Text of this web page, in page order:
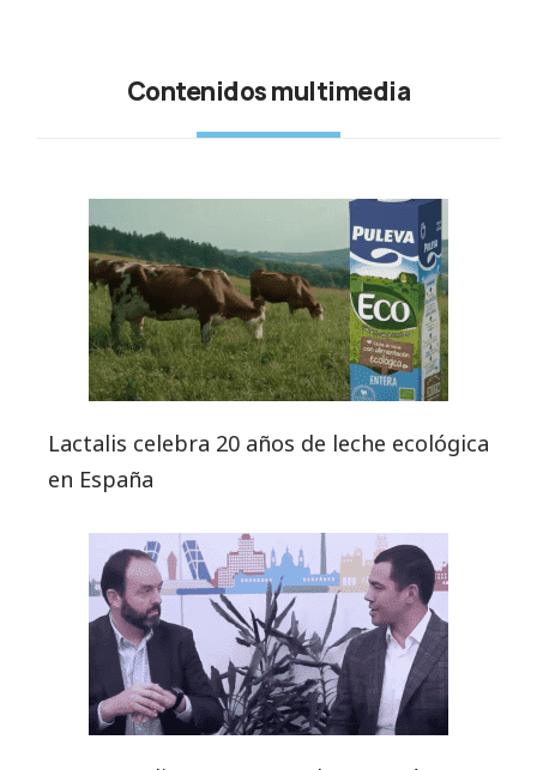
Contenidos multimedia
Lactalis celebra 20 años de leche ecológica
en España